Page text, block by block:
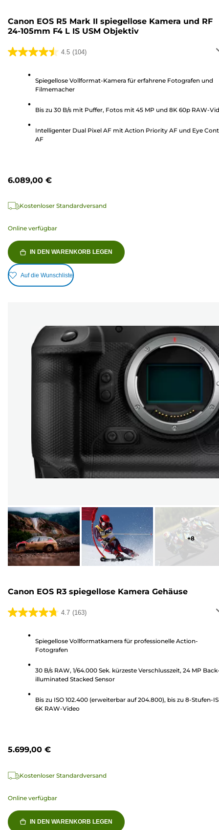
Canon EOS R5 Mark II spiegellose Kamera und RF
24-105mm F4 L IS USM Objektiv
4.5 (104)
4.5
Sternen.
Spiegellose Vollformat-Kamera für erfahrene Fotografen und
Filmemacher
Bis zu 30 B/s mit Puffer, Fotos mit 45 MP und 8K 60p RAW-
Intelligenter Dual Pixel AF mit Action Priority AF und Eye
AF
6.089,00 €
Kostenloser Standardversand
Online verfügbar
IN DEN WARENKORB LEGEN
Auf die Wunschliste
+8
Canon EOS R3 spiegellose Kamera Gehäuse
4.7 (163)
4.7
Sternen.
Bewertungen
Spiegellose Vollformatkamera für professionelle Action-
Fotografen
30 B/s RAW, 1/64.000 Sek. kürzeste Verschlusszeit, 24 MP
illuminated Stacked Sensor
Bis zu ISO 102.400 (erweiterbar auf 204.800), bis zu 8-Stufen-
6K RAW-Video
5.699,00 €
Kostenloser Standardversand
Online verfügbar
IN DEN WARENKORB LEGEN